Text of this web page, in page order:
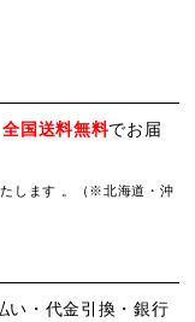
全国送料無料でお届
します 。（※北海道・沖
い・代金引換・銀行